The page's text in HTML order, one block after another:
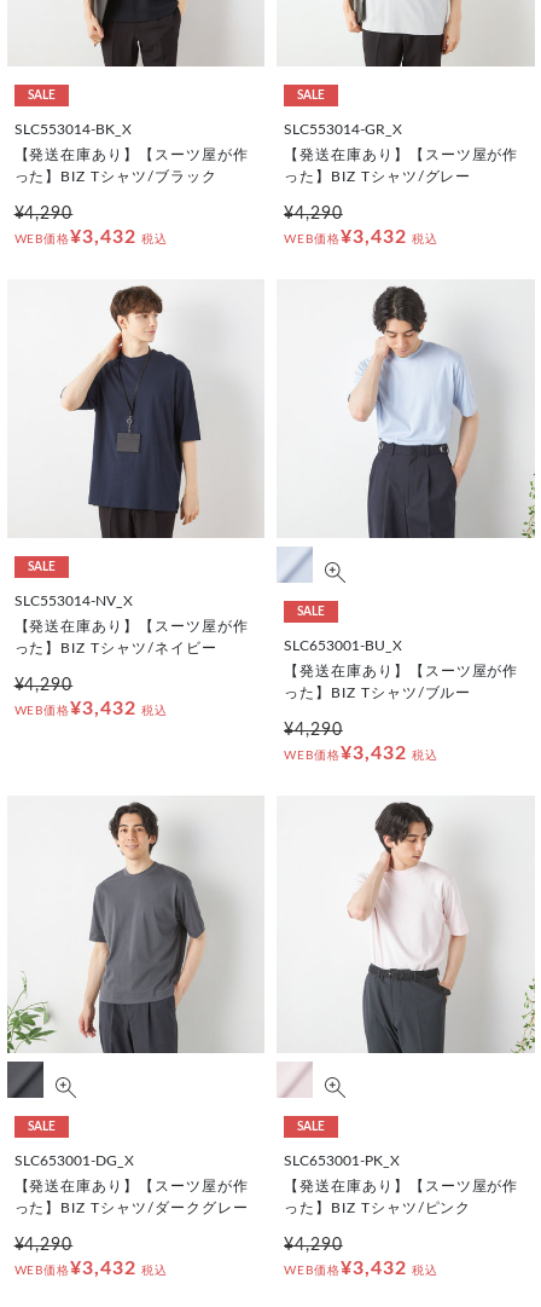
SALE
SLC553014-BK_X
【発送在庫あり】【スーツ屋が作
った】BIZ Tシャツ/ブラック
¥4,290
WEB価格¥3,432 税込
SALE
SLC553014-GR_X
【発送在庫あり】【スーツ屋が作
った】BIZ Tシャツ/グレー
¥4,290
WEB価格¥3,432 税込
SALE
SLC553014-NV_X
【発送在庫あり】【スーツ屋が作
った】BIZ Tシャツ/ネイビー
¥4,290
WEB価格¥3,432 税込
SALE
SLC653001-BU_X
【発送在庫あり】【スーツ屋が作
った】BIZ Tシャツ/ブルー
¥4,290
WEB価格¥3,432 税込
SALE
SLC653001-DG_X
【発送在庫あり】【スーツ屋が作
った】BIZ Tシャツ/ダークグレー
¥4,290
WEB価格¥3,432 税込
SALE
SLC653001-PK_X
【発送在庫あり】【スーツ屋が作
った】BIZ Tシャツ/ピンク
¥4,290
WEB価格¥3,432 税込